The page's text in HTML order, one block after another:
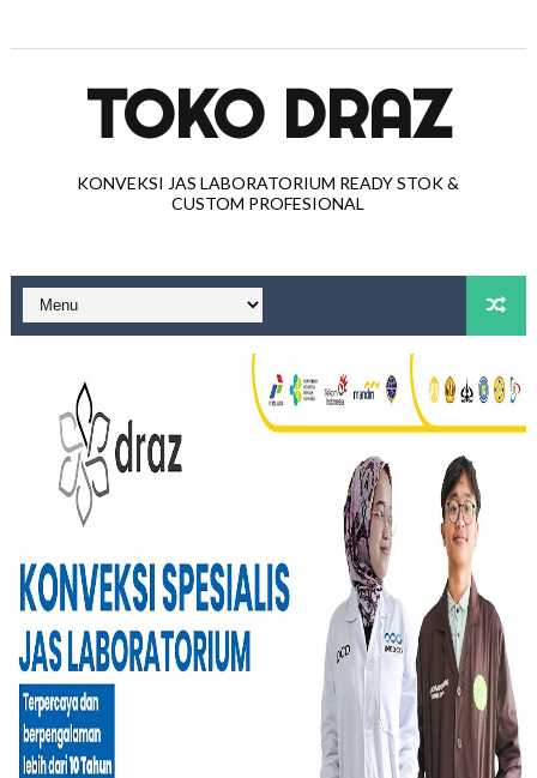
TOKO DRAZ
KONVEKSI JAS LABORATORIUM READY STOK &
CUSTOM PROFESIONAL